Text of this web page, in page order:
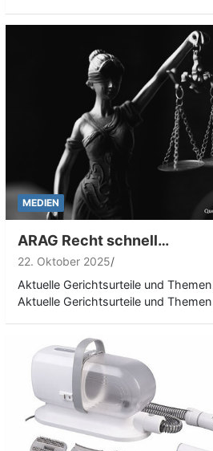
MEDIEN
ARAG Recht schnell…
22. Oktober 2025
Aktuelle Gerichtsurteile und
Aktuelle Gerichtsurteile und